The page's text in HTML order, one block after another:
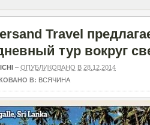
Travel
тур вокруг
– ОПУБЛИКОВАНО В 28.12.2014
В: ВСЯЧИНА